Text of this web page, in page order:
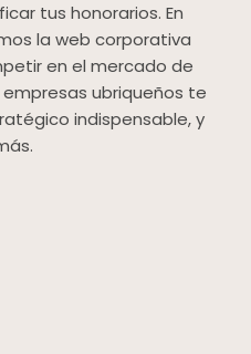
tus honorarios. En
la web corporativa
en el mercado de
ubriqueños te
indispensable, y